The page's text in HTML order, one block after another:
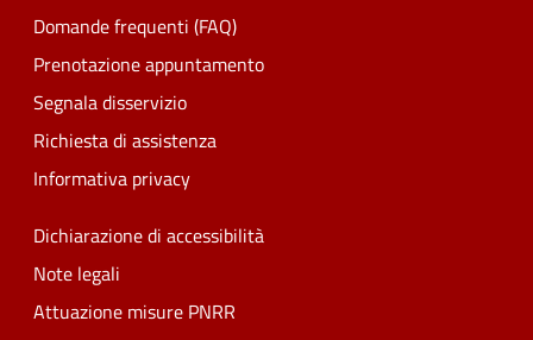
Domande frequenti (FAQ)
Prenotazione appuntamento
Segnala disservizio
Richiesta di assistenza
Informativa privacy
Dichiarazione di accessibilità
Note legali
Attuazione misure PNRR